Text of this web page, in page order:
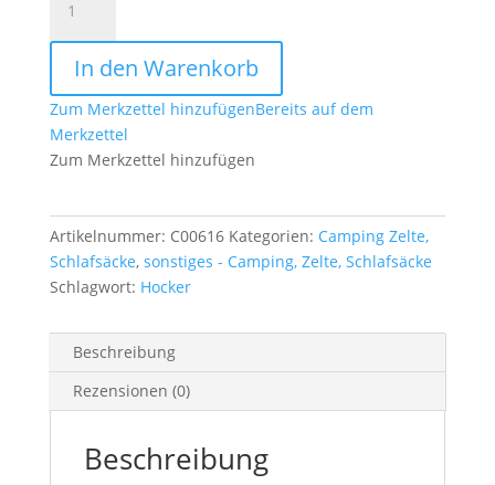
faltbar
24
oliv
Menge
In den Warenkorb
Zum Merkzettel hinzufügenBereits auf dem
Merkzettel
Zum Merkzettel hinzufügen
Artikelnummer: C00616 Kategorien: Camping Zelte,
Schlafsäcke, sonstiges - Camping, Zelte, Schlafsäcke
Schlagwort: Hocker
Beschreibung
Rezensionen (0)
Beschreibung